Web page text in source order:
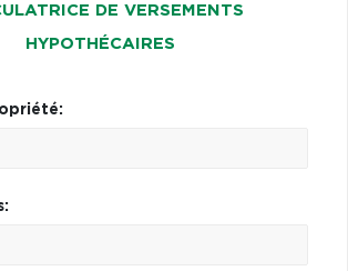
DE VERSEMENTS
HYPOTHÉCAIRES